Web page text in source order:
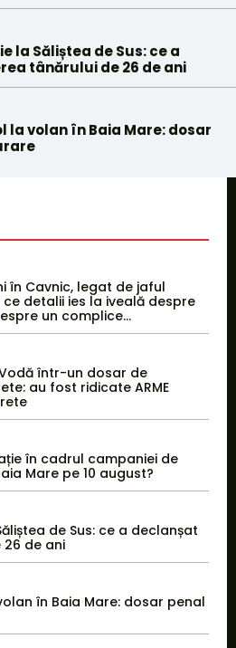
la Săliștea de Sus: ce a
tânărului de 26 de ani
la volan în Baia Mare: dosar
în Cavnic, legat de jaful
detalii ies la iveală despre
un complice...
într-un dosar de
au fost ridicate ARME
în cadrul campaniei de
Mare pe 10 august?
de Sus: ce a declanșat
de ani
în Baia Mare: dosar penal